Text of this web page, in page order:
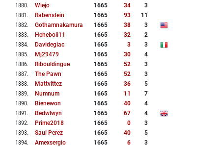
1880. Wiejo 1665 34
3
1881 . Rabenstein 1665 93
11
1882. Gothamnakamura 1665 38
3
1883. Heheboii11 1665 32
2
1884. Davidegiac 1665 3
3
1885. Mj29479 1665 30
4
1886. Ribouldingue 1665 52
3
1887. The Pawn 1665 52
3
1888. Mattvittez 1665 36
5
1889. Numnum 1665 11
7
1890. Bienewon 1665 40
4
1891 . Bedwlwyn 1665 67
4
1892. Prime2018 1665 0
3
1893. Saul Perez 1665 40
5
1894. Amexsergio 1665 6
3